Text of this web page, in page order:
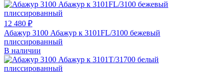
12 480 ₽
Абажур 3100 Абажур к 3101FL/3100 бежевый
плиссированный
В наличии